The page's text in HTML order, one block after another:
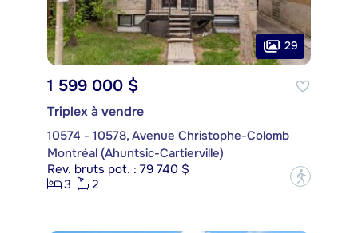
29
1 599 000 $
Triplex à vendre
10574 - 10578, Avenue Christophe-Colomb
Montréal (Ahuntsic-Cartierville)
Rev. bruts pot. : 79 740 $
3
2 ?